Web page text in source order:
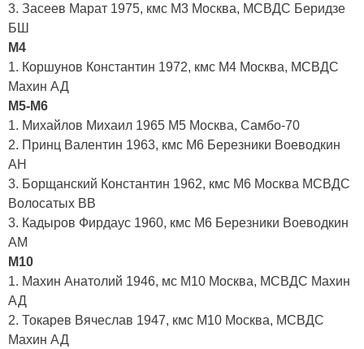
3. Засеев Марат 1975, кмс М3 Москва, МСВДС Беридзе
БШ
М4
1. Коршунов Константин 1972, кмс М4 Москва, МСВДС
Махин АД
М5-М6
1. Михайлов Михаил 1965 М5 Москва, Самбо-70
2. Принц Валентин 1963, кмс М6 Березники Воеводкин
АН
3. Борщанский Константин 1962, кмс М6 Москва МСВДС
Волосатых ВВ
3. Кадыров Фирдаус 1960, кмс М6 Березники Воеводкин
АМ
М10
1. Махин Анатолий 1946, мс М10 Москва, МСВДС Махин
АД
2. Токарев Вячеслав 1947, кмс М10 Москва, МСВДС
Махин АД